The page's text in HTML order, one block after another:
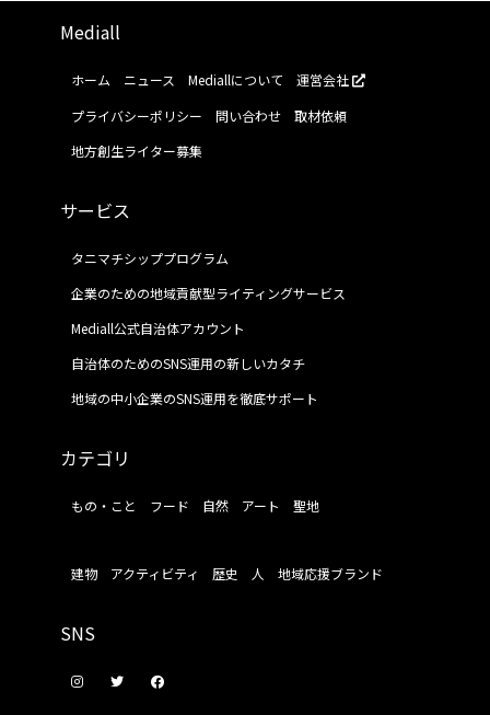
Mediall
ホーム ニュース Mediallについて
運営会社
プライバシーポリシー
問い合わせ
取材依頼
地方創生ライター募集
サービス
タニマチシッププログラム
企業のための地域貢献型ライティングサービス
Mediall公式自治体アカウント
自治体のためのSNS運用の新しいカタチ
地域の中小企業のSNS運用を徹底サポート
カテゴリ
もの・こと フード 自然 アート 聖地
建物 アクティビティ 歴史 人 地域応援ブランド
SNS